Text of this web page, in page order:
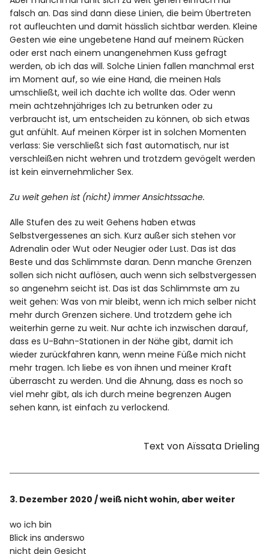
falsch an. Das sind dann diese Linien, die beim Übertreten
rot aufleuchten und damit hässlich sichtbar werden. Kleine
Gesten wie eine ungebetene Hand auf meinem Rücken
oder erst nach einem unangenehmen Kuss gefragt
werden, ob ich das will. Solche Linien fallen manchmal erst
im Moment auf, so wie eine Hand, die meinen Hals
umschließt, weil ich dachte ich wollte das. Oder wenn
mein achtzehnjähriges Ich zu betrunken oder zu
verbraucht ist, um entscheiden zu können, ob sich etwas
gut anfühlt. Auf meinen Körper ist in solchen Momenten
verlass: Sie verschließt sich fast automatisch, nur ist
verschleißen nicht wehren und trotzdem gevögelt werden
ist kein einvernehmlicher Sex.
Zu weit gehen ist (nicht) immer Ansichtssache.
Alle Stufen des zu weit Gehens haben etwas
Selbstvergessenes an sich. Kurz außer sich stehen vor
Adrenalin oder Wut oder Neugier oder Lust. Das ist das
Beste und das Schlimmste daran. Denn manche Grenzen
sollen sich nicht auflösen, auch wenn sich selbstvergessen
so angenehm seicht ist. Das ist das Schlimmste am zu
weit gehen: Was von mir bleibt, wenn ich mich selber nicht
mehr durch Grenzen sichere. Und trotzdem gehe ich
weiterhin gerne zu weit. Nur achte ich inzwischen darauf,
dass es U-Bahn-Stationen in der Nähe gibt, damit ich
wieder zurückfahren kann, wenn meine Füße mich nicht
mehr tragen. Ich liebe es von ihnen und meiner Kraft
überrascht zu werden. Und die Ahnung, dass es noch so
viel mehr gibt, als ich durch meine begrenzen Augen
sehen kann, ist einfach zu verlockend.
Text von Aïssata Drieling
3. Dezember 2020 / weiß nicht wohin, aber weiter
wo ich bin
Blick ins anderswo
nicht dein Gesicht